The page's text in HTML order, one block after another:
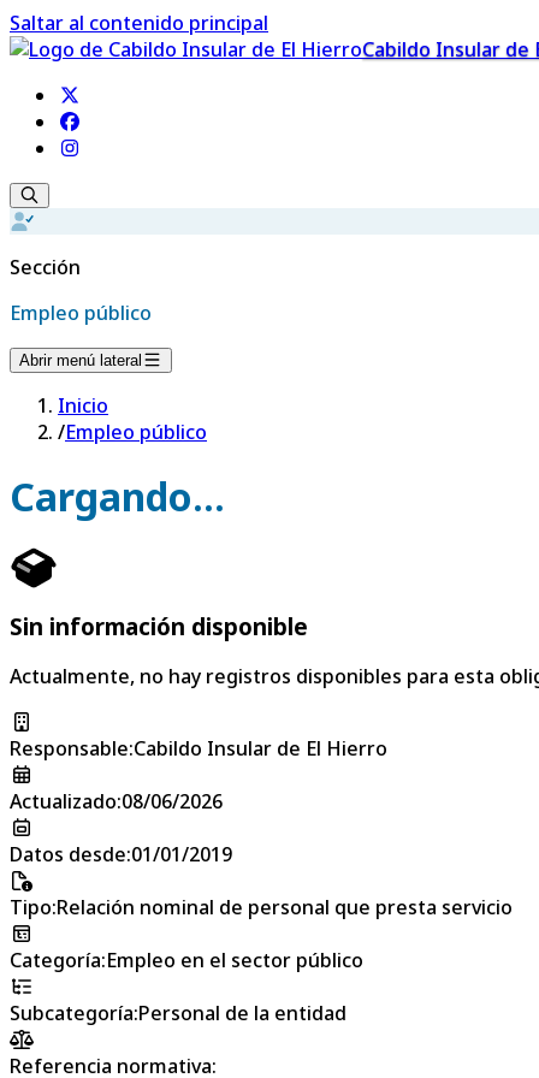
Saltar al contenido principal
Cabildo Insular de
Sección
Empleo público
Abrir menú lateral
Inicio
/Empleo público
Cargando...
Sin información disponible
Actualmente, no hay registros disponibles para esta
Responsable:Cabildo Insular de El Hierro
Actualizado:08/06/2026
Datos desde:01/01/2019
Tipo:Relación nominal de personal que presta servicio
Categoría:Empleo en el sector público
Subcategoría:Personal de la entidad
Referencia normativa: